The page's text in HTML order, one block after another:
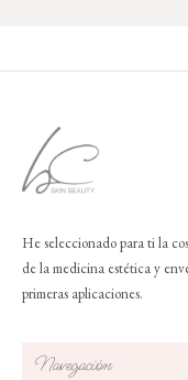
He seleccionado para ti la
de la medicina estética y
primeras aplicaciones.
Navegación